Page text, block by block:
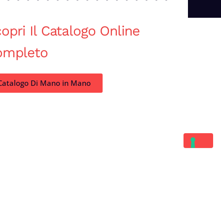
Il Catalogo Online
Di Mano in Mano